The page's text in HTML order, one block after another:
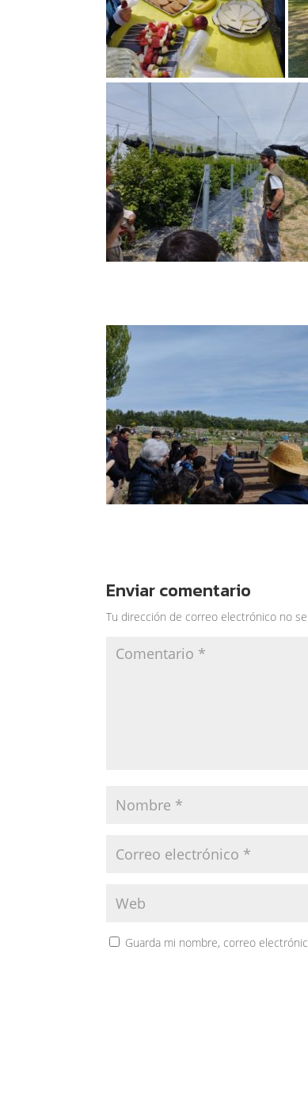
Enviar comentario
Tu dirección de correo electrónico no
Guarda mi nombre, correo